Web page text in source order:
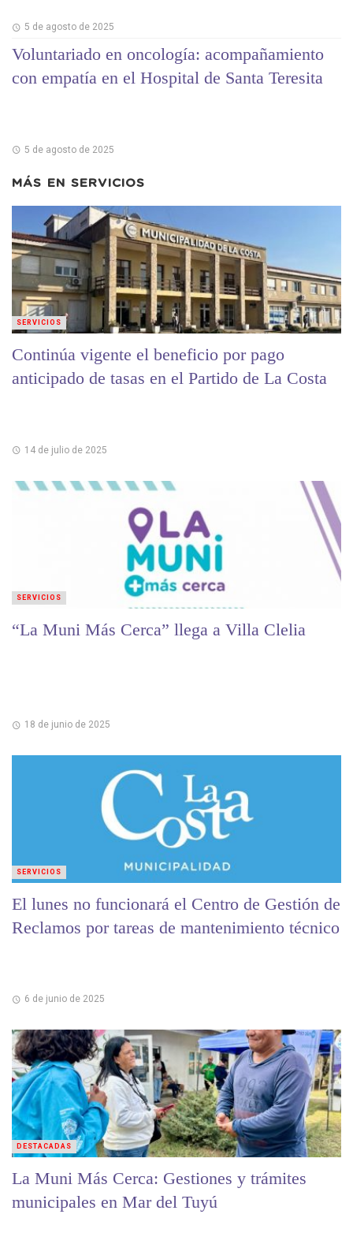
5 de agosto de 2025
Voluntariado en oncología: acompañamiento
con empatía en el Hospital de Santa Teresita
5 de agosto de 2025
MÁS EN SERVICIOS
Continúa vigente el beneficio por pago
anticipado de tasas en el Partido de La Costa
14 de julio de 2025
SERVICIOS
“La Muni Más Cerca” llega a Villa Clelia
18 de junio de 2025
SERVICIOS
El lunes no funcionará el Centro de Gestión de
Reclamos por tareas de mantenimiento técnico
6 de junio de 2025
SERVICIOS
La Muni Más Cerca: Gestiones y trámites
municipales en Mar del Tuyú
DESTACADAS